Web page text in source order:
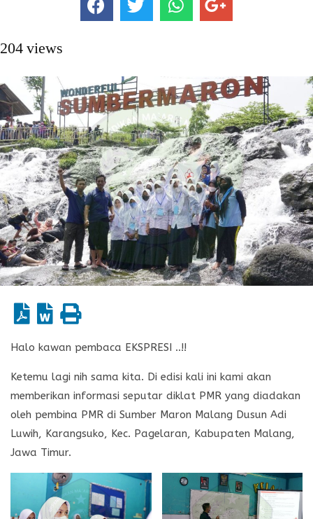
204 views
Halo kawan pembaca EKSPRESI ..!!
Ketemu lagi nih sama kita. Di edisi kali ini kami akan
memberikan informasi seputar diklat PMR yang diadakan
oleh pembina PMR di Sumber Maron Malang Dusun Adi
Luwih, Karangsuko, Kec. Pagelaran, Kabupaten Malang,
Jawa Timur.